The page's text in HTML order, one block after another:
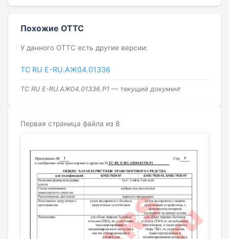
Похожие ОТТС
У данного ОТТС есть другие версии:
ТС RU Е-RU.АЖ04.01336
ТС RU Е-RU.АЖ04.01336.Р1 — текущий документ
Первая страница файла из 8